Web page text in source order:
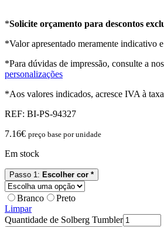
*Solicite orçamento para descontos
*Valor apresentado meramente indicativo
*Para dúvidas de impressão, consulte a
personalizações
*Aos valores indicados, acresce IVA à
REF: BI-PS-94327
7.16€ preço base por unidade
Em stock
Passo 1: Escolher cor *
Branco
Preto
Limpar
Quantidade de Solberg Tumbler